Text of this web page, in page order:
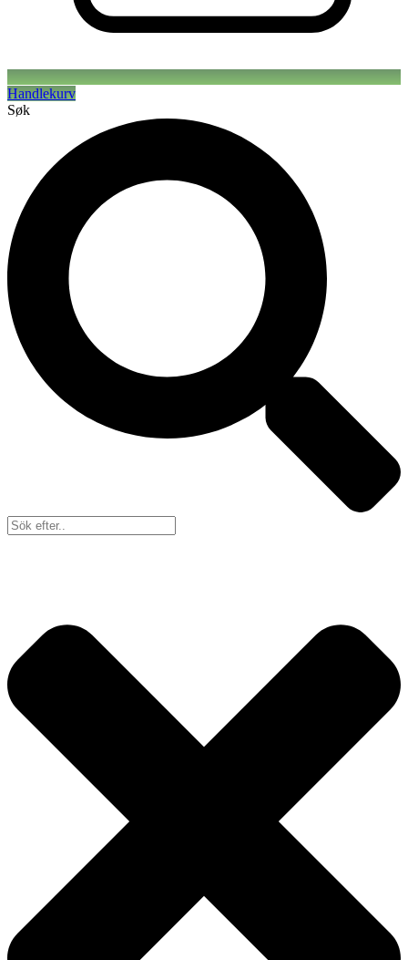
Handlekurv
Søk